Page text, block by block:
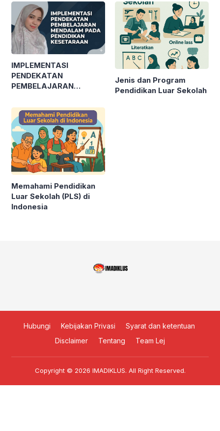
IMPLEMENTASI
PENDEKATAN
PEMBELAJARAN
PENDIDIKAN
KESETARAAN
Jenis dan Program
Pendidikan Luar Sekolah
Memahami Pendidikan
Luar Sekolah (PLS) di
Indonesia
Hubungi Kebijakan Privasi
Syarat dan ketentuan
Disclaimer
Tentang Team Lej
Copyright © 2026 IMADIKLUS. All Right Reserved.